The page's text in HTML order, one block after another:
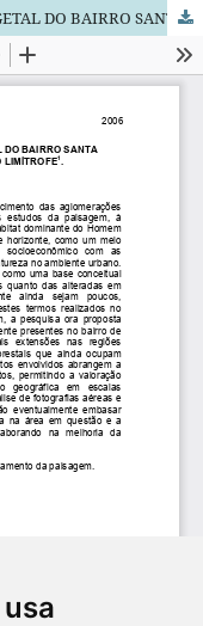
FRAGMENTAÇÃO DA COBERTURA VEGETAL DO BAIRRO SANTA FELICIDADE (CURITIBA/PR) E REGIÃO LIMÍTROFE.